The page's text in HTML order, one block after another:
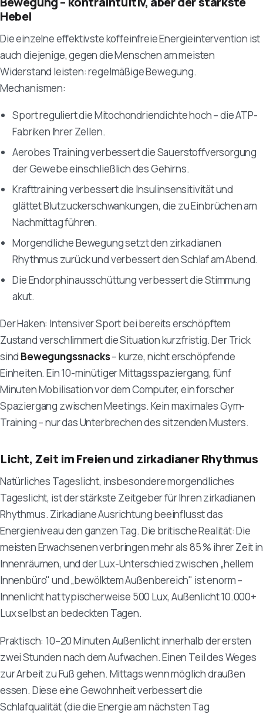
Hebel
Die einzelne effektivste koffeinfreie Energieintervention ist
auch diejenige, gegen die Menschen am meisten
Widerstand leisten: regelmäßige Bewegung.
Mechanismen:
Sport reguliert die Mitochondriendichte hoch – die ATP-
Fabriken Ihrer Zellen.
Aerobes Training verbessert die Sauerstoffversorgung
der Gewebe einschließlich des Gehirns.
Krafttraining verbessert die Insulinsensitivität und
glättet Blutzuckerschwankungen, die zu Einbrüchen am
Nachmittag führen.
Morgendliche Bewegung setzt den zirkadianen
Rhythmus zurück und verbessert den Schlaf am Abend.
Die Endorphinausschüttung verbessert die Stimmung
akut.
Der Haken: Intensiver Sport bei bereits erschöpftem
Zustand verschlimmert die Situation kurzfristig. Der Trick
sind Bewegungssnacks– kurze, nicht erschöpfende
Einheiten. Ein 10-minütiger Mittagsspaziergang, fünf
Minuten Mobilisation vor dem Computer, ein forscher
Spaziergang zwischen Meetings. Kein maximales Gym-
Training – nur das Unterbrechen des sitzenden Musters.
Licht, Zeit im Freien und zirkadianer Rhythmus
Natürliches Tageslicht, insbesondere morgendliches
Tageslicht, ist der stärkste Zeitgeber für Ihren zirkadianen
Rhythmus. Zirkadiane Ausrichtung beeinflusst das
Energieniveau den ganzen Tag. Die britische Realität: Die
meisten Erwachsenen verbringen mehr als 85 % ihrer Zeit in
Innenräumen, und der Lux-Unterschied zwischen „hellem
Innenbüro" und „bewölktem Außenbereich" ist enorm –
Innenlicht hat typischerweise 500 Lux, Außenlicht 10.000+
Lux selbst an bedeckten Tagen.
Praktisch: 10–20 Minuten Außenlicht innerhalb der ersten
zwei Stunden nach dem Aufwachen. Einen Teil des Weges
zur Arbeit zu Fuß gehen. Mittags wenn möglich draußen
essen. Diese eine Gewohnheit verbessert die
Schlafqualität (die die Energie am nächsten Tag